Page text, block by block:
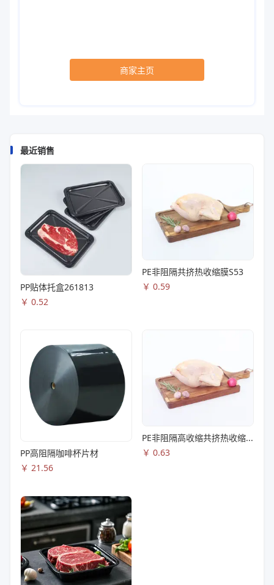
商家主页
最近销售
PP贴体托盒261813
￥ 0.52
PE非阻隔共挤热收缩膜S53
￥ 0.59
PP高阻隔咖啡杯片材
￥ 21.56
PE非阻隔高收缩共挤热收缩膜S83
￥ 0.63